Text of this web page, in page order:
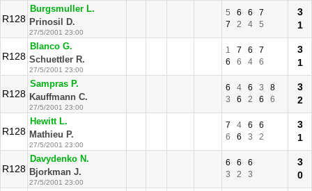
R128
Burgsmuller L.
Prinosil D.
27/5/2001 23:00
5 6 6
7
7
2 4 5
3
1
R128
Blanco G.
Schuettler R.
27/5/2001 23:00
1 7 6
7
6
6 4 6
3
1
R128
Sampras P.
Kauffmann C.
27/5/2001 23:00
6 4 6 3
8
3
6 2 6 6
3
2
R128
Hewitt L.
Mathieu P.
27/5/2001 23:00
7 4 6
6
6
6 3 2
3
1
R128
Davydenko N.
Bjorkman J.
27/5/2001 23:00
6 6
6
3
2 3
3
0